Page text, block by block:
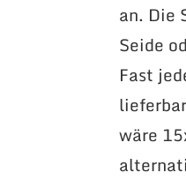
an. Die
Seide
Fast
wäre